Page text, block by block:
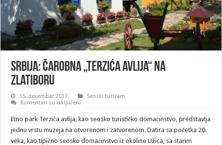
SRBIJA: Čarobna „Terzića avlija“ na
Zlatiboru
15. decembar 2017.
Seoski turizam
Komentari su isključeni
„Terzića
avlija“
na
Zlatiboru
Etno park Terzića avlija, kao seosko turističko domaćinstvo, predstavlja
jednu vrstu muzeja na otvorenom i zatvorenom. Datira sa početka 20.
veka, kao tipično seosko domaćinstvo iz okoline Užica, sa starim